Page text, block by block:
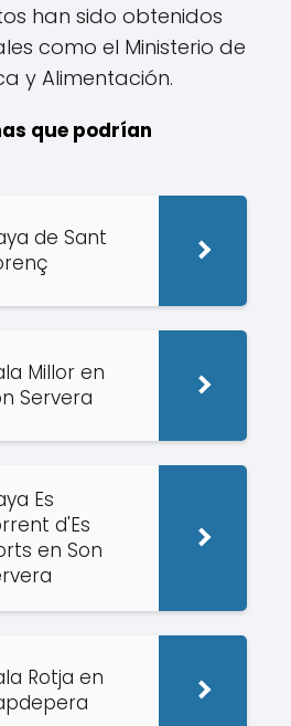
han sido obtenidos
como el Ministerio de
y Alimentación.
que podrían
de Sant
Millor en
Servera
Es
d'Es
en Son
Rotja en